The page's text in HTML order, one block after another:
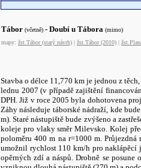
Tábor (včetně) - Doubí u Tábora (mimo)
mapy: žst.Tábor (starý návrh) | žst.Tábor (2010) |
Stavba o délce 11,770 km je jednou z
lednu 2007 (v případě zajištění
DPH. Již v roce 2005 byla dohotovena
Záhy následuje táborské nádraží, kde
m). Staré nástupiště bude zvýšeno a
koleje pro vlaky směr Milevsko. Kolej
poloměru 400 m na r=1000 m.
umožnil rychlost 110 km/h pro naklápěcí
opěrných zdí a náspů. Drobně se